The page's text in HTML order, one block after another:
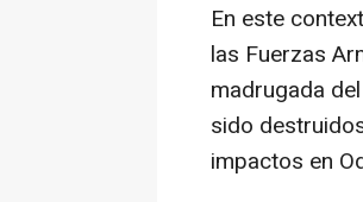
En este
las Fuerzas
madrugada
sido
impactos en